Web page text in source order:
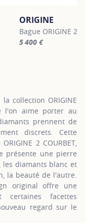
ORIGINE
Bague ORIGINE 2
5 400 €
collection ORIGINE
l'on aime porter au
prennent de
discrets. Cette
2 COURBET,
présente une pierre
les diamants blanc et
la beauté de l'autre.
original offre une
certaines facettes
regard sur le